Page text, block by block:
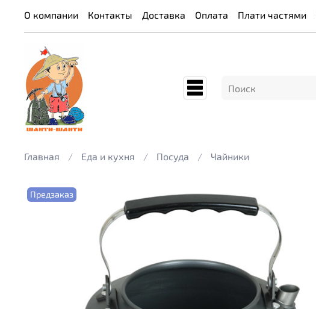
О компании Контакты Доставка Оплата Плати частями
Главная Еда и кухня Посуда Чайники
Предзаказ